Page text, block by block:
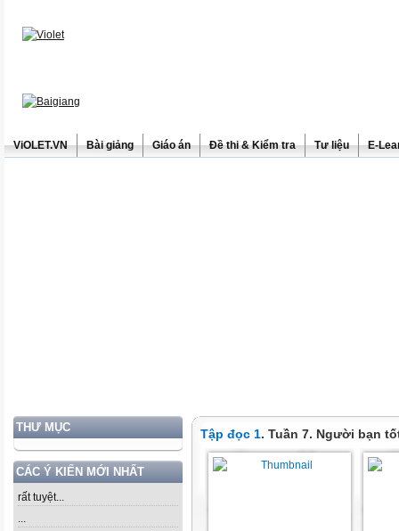
ViOLET.VN Bài giảng Giáo án Đề thi & Kiểm tra Tư liệu E-
THƯ MỤC
CÁC Ý KIẾN MỚI NHẤT
rất tuyệt...
...
Tập đọc 1. Tuần 7. Người bạn